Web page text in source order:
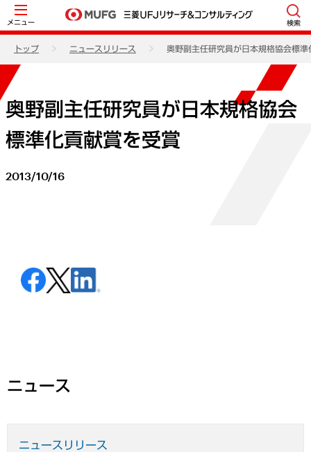
メニュー 検索
トップ ニュースリリース 奥野副主任研究員が日本規格協会標準
奥野副主任研究員が日本規格協会
標準化貢献賞を受賞
2013/10/16
ニュース
ニュースリリース